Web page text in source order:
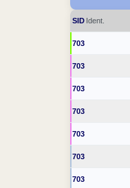
SID Ident.
703
703
703
703
703
703
703